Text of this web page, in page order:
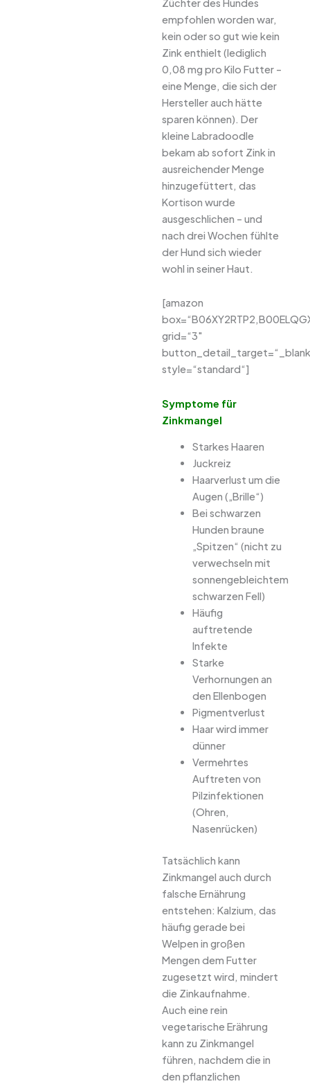
Züchter des Hundes
empfohlen worden war,
kein oder so gut wie kein
Zink enthielt (lediglich
0,08 mg pro Kilo Futter –
eine Menge, die sich der
Hersteller auch hätte
sparen können). Der
kleine Labradoodle
bekam ab sofort Zink in
ausreichender Menge
hinzugefüttert, das
Kortison wurde
ausgeschlichen – und
nach drei Wochen fühlte
der Hund sich wieder
wohl in seiner Haut.
[amazon
grid=“3″
style=“standard“]
Symptome für
Zinkmangel
Starkes Haaren
Juckreiz
Haarverlust um die
Augen („Brille“)
Bei schwarzen
Hunden braune
„Spitzen“ (nicht zu
verwechseln mit
sonnengebleichtem
schwarzen Fell)
Häufig
auftretende
Infekte
Starke
Verhornungen an
den Ellenbogen
Pigmentverlust
Haar wird immer
dünner
Vermehrtes
Auftreten von
Pilzinfektionen
(Ohren,
Nasenrücken)
Tatsächlich kann
Zinkmangel auch durch
falsche Ernährung
entstehen: Kalzium, das
häufig gerade bei
Welpen in großen
Mengen dem Futter
zugesetzt wird, mindert
die Zinkaufnahme.
Auch eine rein
vegetarische Erährung
kann zu Zinkmangel
führen, nachdem die in
den pflanzlichen